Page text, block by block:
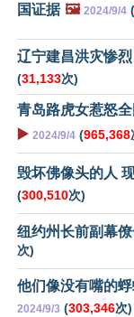
国证据 🖼️ 2024/9/4 (
辽宁建昌洪灾惨
(31,133次)
青岛路虎女惹怒
▶️ 2024/9/4 (965,368
毁坏佛像头的人
(300,510次)
纽约州长前副幕
次)
他们像没有嘴的
2024/9/3 (303,346次)